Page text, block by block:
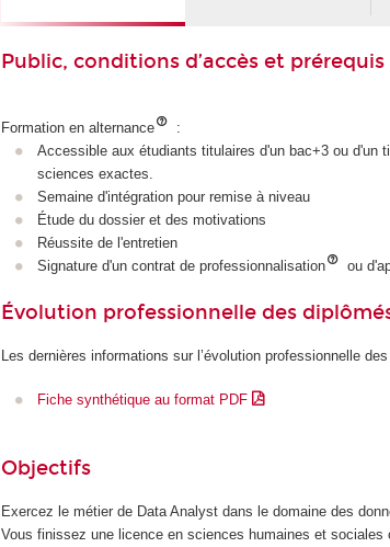
Public, conditions d’accès et prérequis
Formation en alternance
:
Accessible aux étudiants titulaires d'un bac+3 ou d'un
sciences exactes.
Semaine d'intégration pour remise à niveau
Étude du dossier et des motivations
Réussite de l'entretien
Signature d'un contrat de professionnalisation
ou
Évolution professionnelle des
Les dernières informations sur l’évolution professionnelle
Fiche synthétique au format PDF
Objectifs
Exercez le métier de Data Analyst dans le domaine des
Vous finissez une licence en sciences humaines et